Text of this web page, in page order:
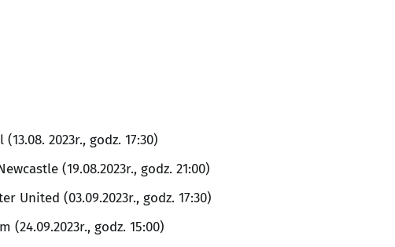
2023r., godz. 17:30)
(19.08.2023r., godz. 21:00)
United (03.09.2023r., godz. 17:30)
(24.09.2023r., godz. 15:00)